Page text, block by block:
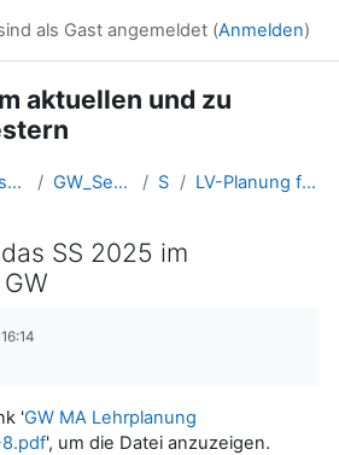
als Gast angemeldet (Anmelden)
aktuellen und zu
Lehramtsausbildung GW im Cluster Österreich Mitte GW_SemesterInformationen_Linz SS 2025 LV-Planung für das SS 2025 im Masterstudium GW
SS 2025 im
'GW MA Lehrplanung
', um die Datei anzuzeigen.